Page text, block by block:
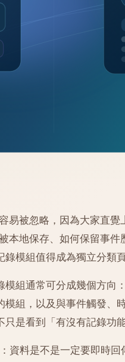
易被忽略，因為大家直
本地保存、如何保留事
模組值得成為獨立分類頁
組通常可分成幾個方向
組，以及與事件觸發、
是看到「有沒有記錄功能
資料是不是一定要即時